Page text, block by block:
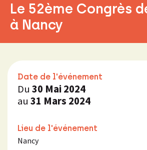
Le 52ème Congrès
à Nancy
Date de l'événement
Du 30 Mai 2024
au 31 Mars 2024
Lieu de l'événement
Nancy